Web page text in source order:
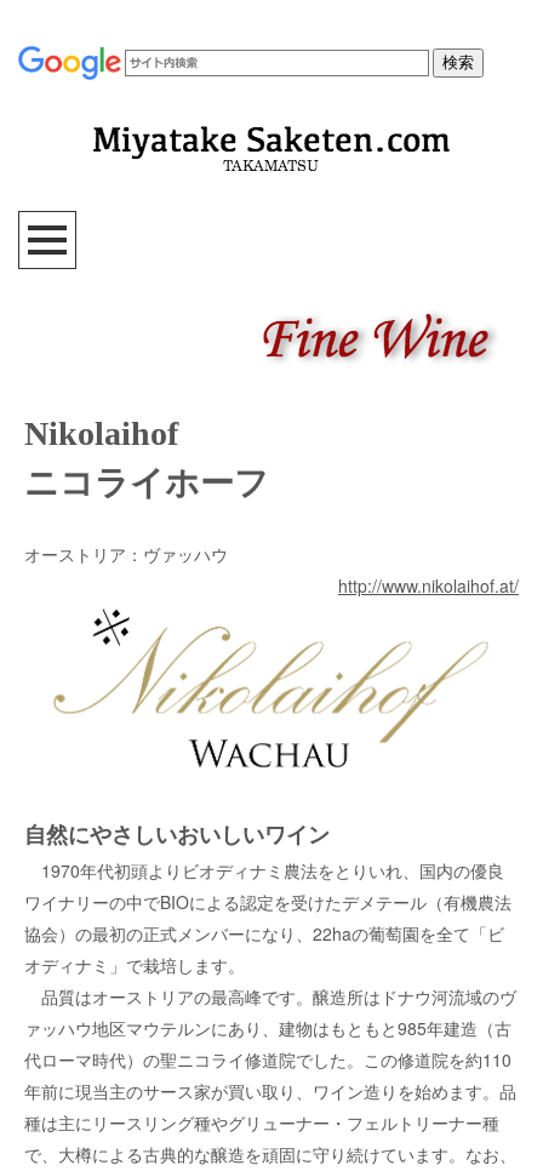
Nikolaihof
ニコライホーフ
オーストリア：ヴァッハウ
http://www.nikolaihof.at/
自然にやさしいおいしいワイン
1970年代初頭よりビオディナミ農法をとりいれ、国内の優良
ワイナリーの中でBIOによる認定を受けたデメテール（有機農法
協会）の最初の正式メンバーになり、22haの葡萄園を全て「ビ
オディナミ」で栽培します。
品質はオーストリアの最高峰です。醸造所はドナウ河流域のヴ
ァッハウ地区マウテルンにあり、建物はもともと985年建造（古
代ローマ時代）の聖ニコライ修道院でした。この修道院を約110
年前に現当主のサース家が買い取り、ワイン造りを始めます。品
種は主にリースリング種やグリューナー・フェルトリーナー種
で、大樽による古典的な醸造を頑固に守り続けています。なお、